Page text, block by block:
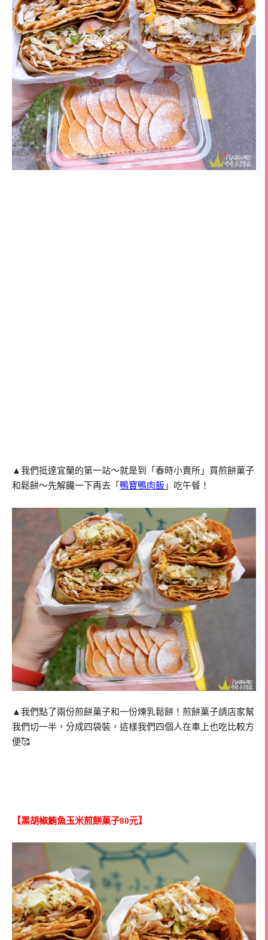
▲我們抵達宜蘭的第一站～就是到「春時小賣所」買煎餅菓子
和鬆餅～先解饞一下再去「 鴨寶鴨肉飯 」吃午餐！
▲我們點了兩份煎餅菓子和一份煉乳鬆餅！煎餅菓子請店家幫
我們切一半，分成四袋裝，這樣我們四個人在車上也吃比較方
便🥰
【黑胡椒鮪魚玉米煎餅菓子80元】